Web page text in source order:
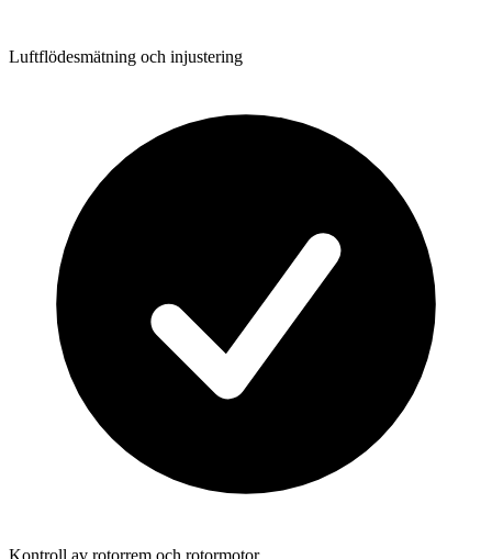
Luftflödesmätning och injustering
Kontroll av rotorrem och rotormotor